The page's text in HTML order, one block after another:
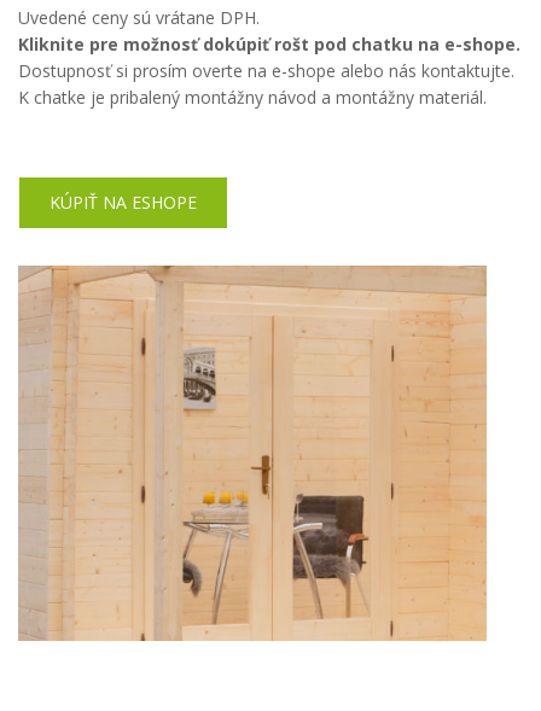
Uvedené ceny sú vrátane DPH.
Kliknite pre možnosť dokúpiť rošt pod chatku na e-shope.
Dostupnosť si prosím overte na e-shope alebo nás kontaktujte.
K chatke je pribalený montážny návod a montážny materiál.
KÚPIŤ NA ESHOPE